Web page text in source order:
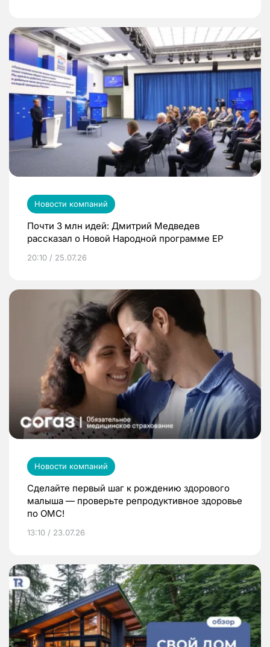
Новости компаний
Почти 3 млн идей: Дмитрий Медведев
рассказал о Новой Народной программе ЕР
20:10 / 25.07.26
Новости компаний
Сделайте первый шаг к рождению здорового
малыша — проверьте репродуктивное здоровье
по ОМС!
13:10 / 23.07.26